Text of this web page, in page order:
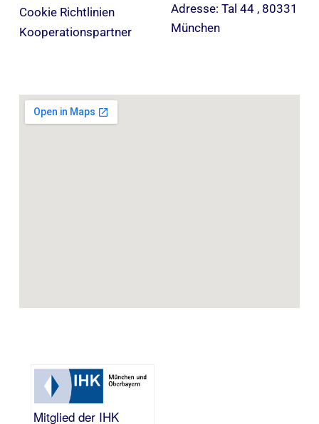
Cookie Richtlinien
Kooperationspartner
Adresse: Tal 44 , 80331
München
Mitglied der IHK